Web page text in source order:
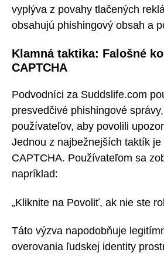
vyplýva z povahy tlačených
obsahujú phishingový obsah a
Klamná taktika: Falošné
CAPTCHA
Podvodníci za Suddslife.com
presvedčivé phishingové
používateľov, aby povolili
Jednou z najbežnejších taktík
CAPTCHA. Používateľom sa
napríklad:
„Kliknite na Povoliť, ak nie ste
Táto výzva napodobňuje
overovania ľudskej identity